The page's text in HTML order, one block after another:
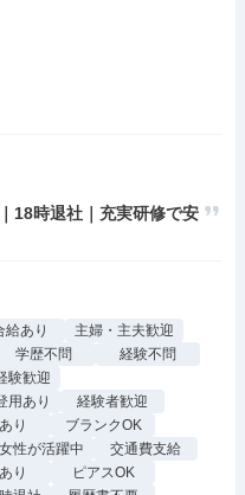
18時退社｜充実研修で安
給あり
主婦・主夫歓迎
学歴不問
経験不問
験歓迎
用あり
経験者歓迎
り
ブランクOK
女性が活躍中
交通費支給
り
ピアスOK